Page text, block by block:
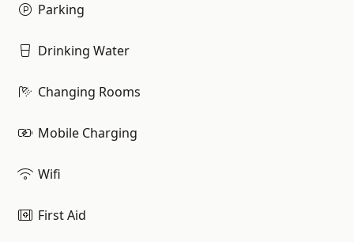
Parking
Drinking Water
Changing Rooms
Mobile Charging
Wifi
First Aid